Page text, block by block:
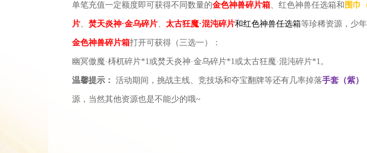
单笔充值一定额度即可获得不同数量的金色神兽碎片箱、 红色神兽任选箱和 围巾
片、 焚天炎神·金乌碎片、 太古狂魔·混沌碎片和红色神兽任选箱等珍稀资源，少
金色神兽碎片箱打开可获得（三选一）：
幽冥傲魔·梼杌碎片*1或焚天炎神·金乌碎片*1或太古狂魔·混沌碎片*1。
温馨提示： 活动期间，挑战主线、竞技场和夺宝翻牌等还有几率掉落手套（紫）
源，当然其他资源也是不能少的哦~